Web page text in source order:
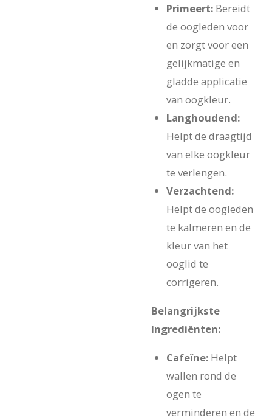
Primeert: Bereidt
de oogleden voor
en zorgt voor een
gelijkmatige en
gladde applicatie
van oogkleur.
Langhoudend:
Helpt de draagtijd
van elke oogkleur
te verlengen.
Verzachtend:
Helpt de oogleden
te kalmeren en de
kleur van het
ooglid te
corrigeren.
Belangrijkste
Ingrediënten:
Cafeïne: Helpt
wallen rond de
ogen te
verminderen en de